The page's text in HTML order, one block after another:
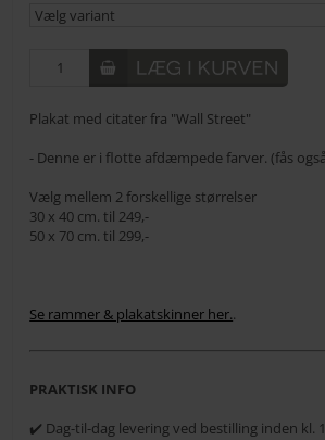
Plakat med citater fra "Wall Street"
- Denne er i flotte afdæmpede farver. (fås
Vælg mellem 2 forskellige størrelser
30 x 40 cm. til 249,-
50 x 70 cm. til 299,-
Se rammer & plakatskinner her..
PRAKTISK INFO
✔️ Dag-til-dag levering ved bestilling inden kl.